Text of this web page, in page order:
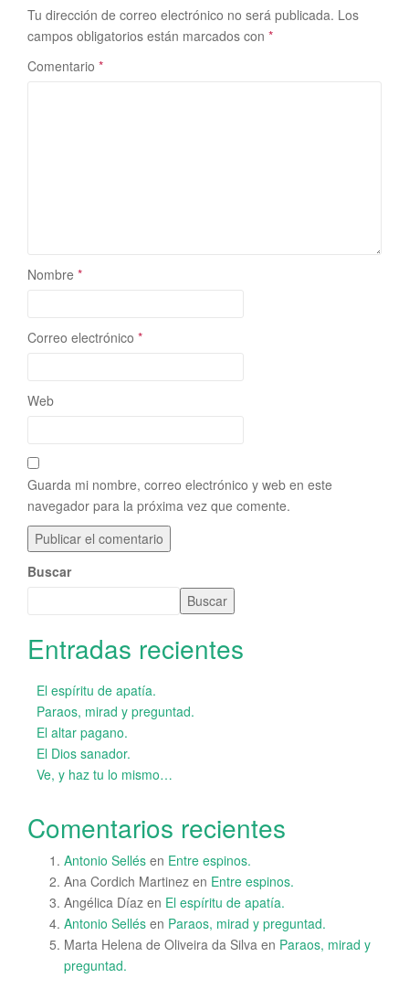
Tu dirección de correo electrónico no será publicada. Los
campos obligatorios están marcados con *
Comentario *
Nombre *
Correo electrónico *
Web
Guarda mi nombre, correo electrónico y web en este
navegador para la próxima vez que comente.
Buscar
Buscar
Entradas recientes
El espíritu de apatía.
Paraos, mirad y preguntad.
El altar pagano.
El Dios sanador.
Ve, y haz tu lo mismo…
Comentarios recientes
Antonio Sellés en Entre espinos.
Ana Cordich Martinez en Entre espinos.
Angélica Díaz en El espíritu de apatía.
Antonio Sellés en Paraos, mirad y preguntad.
Marta Helena de Oliveira da Silva en Paraos, mirad y
preguntad.